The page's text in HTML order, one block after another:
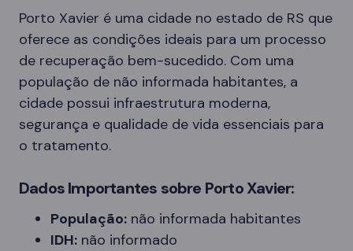
Porto Xavier é uma cidade no estado de RS que
oferece as condições ideais para um processo
de recuperação bem-sucedido. Com uma
população de não informada habitantes, a
cidade possui infraestrutura moderna,
segurança e qualidade de vida essenciais para
o tratamento.
Dados Importantes sobre Porto Xavier:
População: não informada habitantes
IDH: não informado